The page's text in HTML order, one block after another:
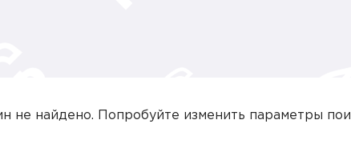
не найдено. Попробуйте изменить параметры